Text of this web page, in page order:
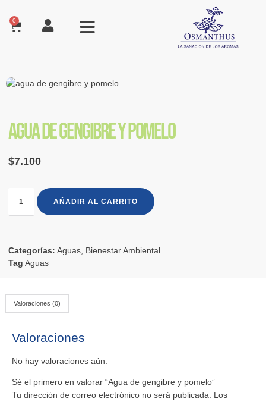
0
Agua de gengibre y pomelo
$7.100
AÑADIR AL CARRITO
Categorías: Aguas, Bienestar Ambiental
Tag Aguas
Valoraciones (0)
Valoraciones
No hay valoraciones aún.
Sé el primero en valorar “Agua de gengibre y pomelo”
Tu dirección de correo electrónico no será publicada. Los